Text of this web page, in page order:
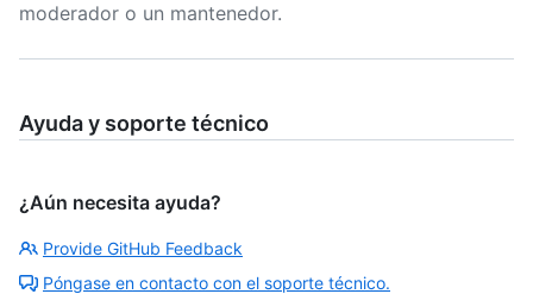
moderador o un mantenedor.
Ayuda y soporte técnico
¿Aún necesita ayuda?
Provide GitHub Feedback
Póngase en contacto con el soporte técnico.